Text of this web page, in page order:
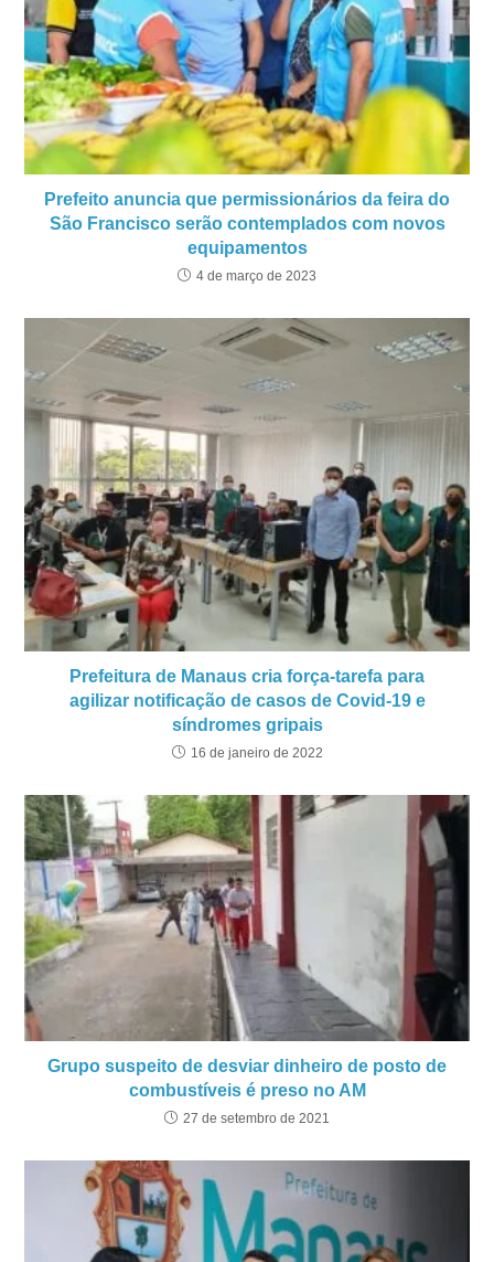
Prefeito anuncia que permissionários da feira do
São Francisco serão contemplados com novos
equipamentos
4 de março de 2023
Prefeitura de Manaus cria força-tarefa para
agilizar notificação de casos de Covid-19 e
síndromes gripais
16 de janeiro de 2022
Grupo suspeito de desviar dinheiro de posto de
combustíveis é preso no AM
27 de setembro de 2021